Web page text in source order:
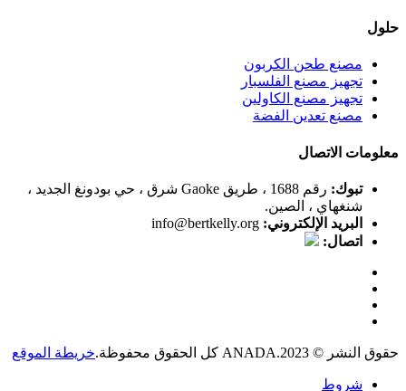
حلول
مصنع طحن الكربون
تجهيز مصنع الفلسبار
تجهيز مصنع الكاولين
مصنع تعدين الفضة
معلومات الاتصال
تبوك:
رقم 1688 ، طريق Gaoke شرق ، حي بودونغ الجديد ،
شنغهاي ، الصين.
البريد الإلكتروني: info@bertkelly.org
اتصال:
حقوق النشر © 2023.ANADA كل الحقوق محفوظة. خريطة الموقع
شروط